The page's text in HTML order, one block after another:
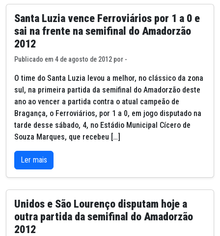
Santa Luzia vence Ferroviários por 1 a 0 e
sai na frente na semifinal do Amadorzão
2012
Publicado em 4 de agosto de 2012 por -
O time do Santa Luzia levou a melhor, no clássico da zona
sul, na primeira partida da semifinal do Amadorzão deste
ano ao vencer a partida contra o atual campeão de
Bragança, o Ferroviários, por 1 a 0, em jogo disputado na
tarde desse sábado, 4, no Estádio Municipal Cícero de
Souza Marques, que recebeu […]
Ler mais
Unidos e São Lourenço disputam hoje a
outra partida da semifinal do Amadorzão
2012